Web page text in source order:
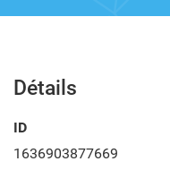
Détails
ID
1636903877669